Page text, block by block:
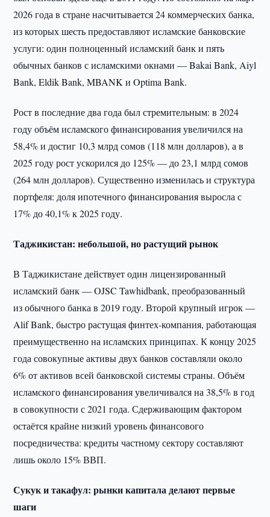
2026 года в стране насчитывается 24 коммерческих банка,
из которых шесть предоставляют исламские банковские
услуги: один полноценный исламский банк и пять
обычных банков с исламскими окнами — Bakai Bank, Aiyl
Bank, Eldik Bank, MBANK и Optima Bank.
Рост в последние два года был стремительным: в 2024
году объём исламского финансирования увеличился на
58,4% и достиг 10,3 млрд сомов (118 млн долларов), а в
2025 году рост ускорился до 125% — до 23,1 млрд сомов
(264 млн долларов). Существенно изменилась и структура
портфеля: доля ипотечного финансирования выросла с
17% до 40,1% к 2025 году.
Таджикистан: небольшой, но растущий рынок
В Таджикистане действует один лицензированный
исламский банк — OJSC Tawhidbank, преобразованный
из обычного банка в 2019 году. Второй крупный игрок —
Alif Bank, быстро растущая финтех-компания, работающая
преимущественно на исламских принципах. К концу 2025
года совокупные активы двух банков составляли около
6% от активов всей банковской системы страны. Объём
исламского финансирования увеличивался на 38,5% в год
в совокупности с 2021 года. Сдерживающим фактором
остаётся крайне низкий уровень финансового
посредничества: кредиты частному сектору составляют
лишь около 15% ВВП.
Сукук и такафул: рынки капитала делают первые
шаги